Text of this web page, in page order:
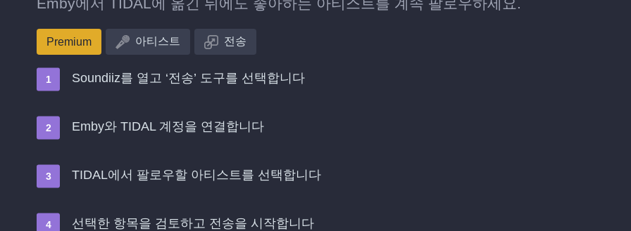
Premium 아티스트 전송
Soundiiz를 열고 ‘전송’ 도구를 선택합니다
Emby와 TIDAL 계정을 연결합니다
TIDAL에서 팔로우할 아티스트를 선택합니다
선택한 항목을 검토하고 전송을 시작합니다